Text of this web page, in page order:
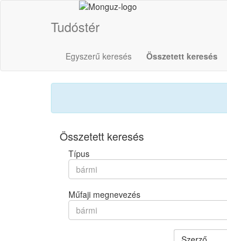
Tudóstér
Egyszerű keresés Összetett keresés
Összetett keresés
Típus
bármi
Műfaji megnevezés
bármi